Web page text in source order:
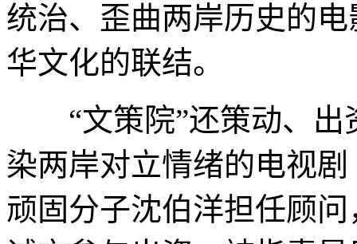
统治、歪曲两岸历史的
华文化的联结。
“文策院”还策动、出
染两岸对立情绪的电视
顽固分子沈伯洋担任顾